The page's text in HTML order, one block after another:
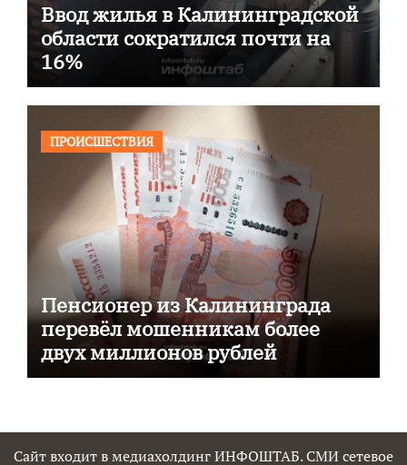
Ввод жилья в Калининградской
области сократился почти на
16%
ПРОИСШЕСТВИЯ
Пенсионер из Калининграда
перевёл мошенникам более
двух миллионов рублей
Сайт входит в медиахолдинг ИНФОШТАБ. СМИ сетевое